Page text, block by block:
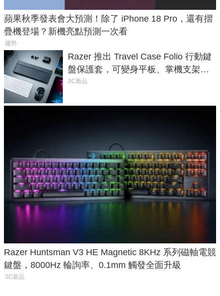
蘋果秋季發表會大預測！除了 iPhone 18 Pro，還有摺
疊機登場？新機亮點預測一次看
趨勢
Razer 推出 Travel Case Folio 行動鍵
盤保護套，可變身平板、掌機支架，
售價 2,090 元
3C新品
Razer Huntsman V3 HE Magnetic 8KHz 系列磁軸電競
鍵盤，8000Hz 輪詢率、0.1mm 觸發全面升級
3C新品